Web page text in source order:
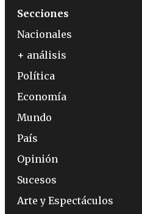
Secciones
Nacionales
+ análisis
Política
Economía
Mundo
País
Opinión
Sucesos
Arte y Espectáculos